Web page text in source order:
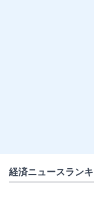
経済ニュースラン